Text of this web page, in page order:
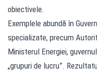
obiectivele.
Exemplele abundă în
specializate, precum
Ministerul Energiei,
„grupuri de lucru”.